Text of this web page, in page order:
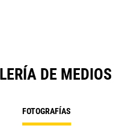
DE MEDIOS
FOTOGRAFÍAS